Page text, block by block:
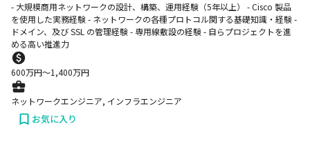
- ⼤規模商⽤ネットワークの設計、構築、運⽤経験（5年以上） - Cisco 製品
を使⽤した実務経験 - ネットワークの各種プロトコル関する基礎知識・経験 -
ドメイン、及び SSL の管理経験 - 専⽤線敷設の経験 - ⾃らプロジェクトを進
める⾼い推進⼒
600万円〜1,400万円
ネットワークエンジニア, インフラエンジニア
お気に入り